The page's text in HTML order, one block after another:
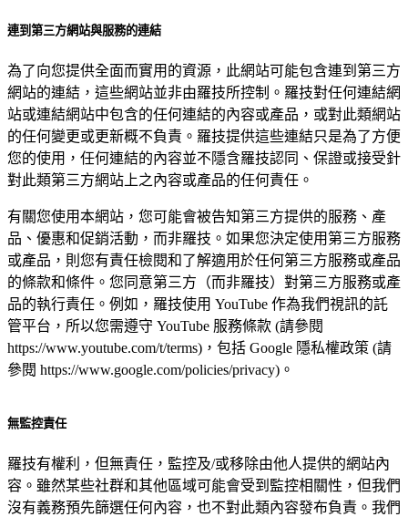
連到第三方網站與服務的連結
為了向您提供全面而實用的資源，此網站可能包含連到第三方
網站的連結，這些網站並非由羅技所控制。羅技對任何連結網
站或連結網站中包含的任何連結的內容或產品，或對此類網站
的任何變更或更新概不負責。羅技提供這些連結只是為了方便
您的使用，任何連結的內容並不隱含羅技認同、保證或接受針
對此類第三方網站上之內容或產品的任何責任。
有關您使用本網站，您可能會被告知第三方提供的服務、產
品、優惠和促銷活動，而非羅技。如果您決定使用第三方服務
或產品，則您有責任檢閱和了解適用於任何第三方服務或產品
的條款和條件。您同意第三方（而非羅技）對第三方服務或產
品的執行責任。例如，羅技使用 YouTube 作為我們視訊的託
管平台，所以您需遵守 YouTube 服務條款 (請參閱
https://www.youtube.com/t/terms)，包括 Google 隱私權政策 (請
參閱 https://www.google.com/policies/privacy)。
無監控責任
羅技有權利，但無責任，監控及/或移除由他人提供的網站內
容。雖然某些社群和其他區域可能會受到監控相關性，但我們
沒有義務預先篩選任何內容，也不對此類內容發布負責。我們